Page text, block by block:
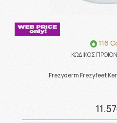
116
ΚΩΔΙΚΟΣ
Frezyderm Frezyfeet